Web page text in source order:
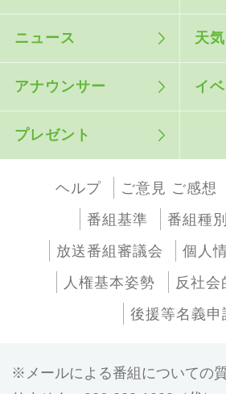
ニュース 天気
アナウンサー イ
プレゼント
ヘルプ ご意見 ご感想
番組基準
番組種
放送番組審議会
個人
人権基本姿勢
反社会
後援等名義申
メールによる番組についての